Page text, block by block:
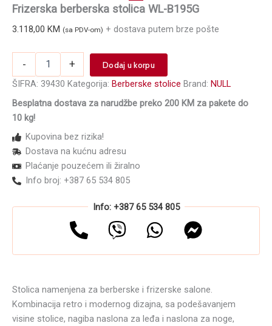
Frizerska berberska stolica WL-B195G
3.118,00 KM (sa PDV-om) + dostava putem brze pošte
-
berberska
stolica
B195G
količina
+
Dodaj u korpu
ŠIFRA: 39430 Kategorija: Berberske stolice Brand: NULL
Besplatna dostava za narudžbe preko 200 KM za pakete do
10 kg!
Kupovina bez rizika!
Dostava na kućnu adresu
Plaćanje pouzećem ili žiralno
Info broj: +387 65 534 805
Info: +387 65 534 805
Stolica namenjena za berberske i frizerske salone.
Kombinacija retro i modernog dizajna, sa podešavanjem
visine stolice, nagiba naslona za leđa i naslona za noge,